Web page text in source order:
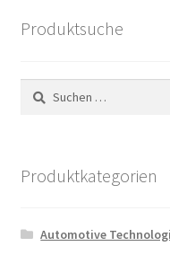
Produktsuche
Suchen
nach:
Produktkategorien
Automotive